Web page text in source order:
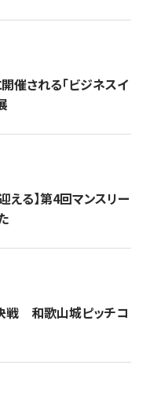
催される「ビジネスイ
える】​​第4回マンスリー
戦 和歌山城ピッチコ